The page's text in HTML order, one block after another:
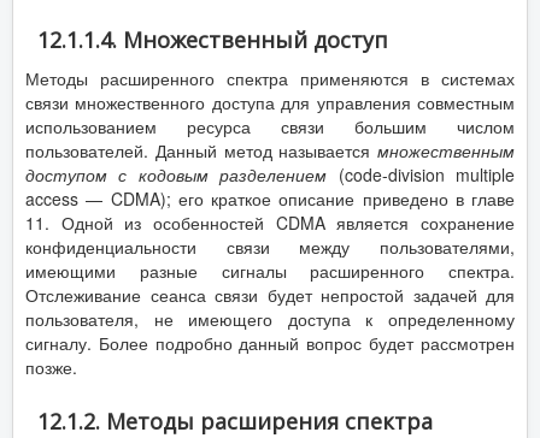
12.1.1.4. Множественный доступ
Методы расширенного спектра применяются в системах
связи множественного доступа для управления совместным
использованием ресурса связи большим числом
пользователей. Данный метод называется множественным
доступом с кодовым разделением (code-division multiple
access — CDMA); его краткое описание приведено в главе
11. Одной из особенностей CDMA является сохранение
конфиденциальности связи между пользователями,
имеющими разные сигналы расширенного спектра.
Отслеживание сеанса связи будет непростой задачей для
пользователя, не имеющего доступа к определенному
сигналу. Более подробно данный вопрос будет рассмотрен
позже.
12.1.2. Методы расширения спектра